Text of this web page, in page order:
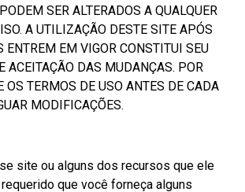
SER ALTERADOS A QUALQUER
A UTILIZAÇÃO DESTE SITE APÓS
ENTREM EM VIGOR CONSTITUI SEU
ACEITAÇÃO DAS MUDANÇAS. POR
OS TERMOS DE USO ANTES DE CADA
MODIFICAÇÕES.
site ou alguns dos recursos que ele
que você forneça alguns